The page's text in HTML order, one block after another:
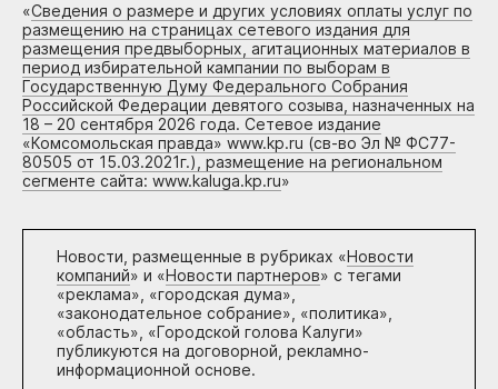
«Сведения о размере и других условиях оплаты услуг по
размещению на страницах сетевого издания для
размещения предвыборных, агитационных материалов в
период избирательной кампании по выборам в
Государственную Думу Федерального Собрания
Российской Федерации девятого созыва, назначенных на
18 – 20 сентября 2026 года. Сетевое издание
«Комсомольская правда» www.kp.ru (св-во Эл № ФС77-
80505 от 15.03.2021г.), размещение на региональном
сегменте сайта: www.kaluga.kp.ru»
Новости, размещенные в рубриках «Новости
компаний» и «Новости партнеров» с тегами
«реклама», «городская дума»,
«законодательное собрание», «политика»,
«область», «Городской голова Калуги»
публикуются на договорной, рекламно-
информационной основе.